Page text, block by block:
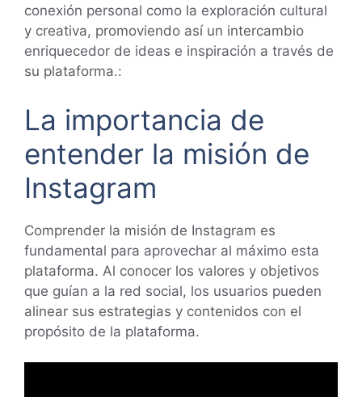
conexión personal como la exploración cultural
y creativa, promoviendo así un intercambio
enriquecedor de ideas e inspiración a través de
su plataforma.:
La importancia de
entender la misión de
Instagram
Comprender la misión de Instagram es
fundamental para aprovechar al máximo esta
plataforma. Al conocer los valores y objetivos
que guían a la red social, los usuarios pueden
alinear sus estrategias y contenidos con el
propósito de la plataforma.